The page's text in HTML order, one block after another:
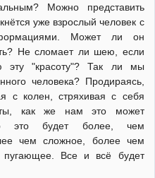
Можно представить
уже взрослый человек с
Может ли он
Не сломает ли шею, если
эту "красоту"? Так ли мы
человека? Продираясь,
с колен, стряхивая с себя
как же нам это может
это будет более, чем
чем сложное, более чем
пугающее. Все и всё будет